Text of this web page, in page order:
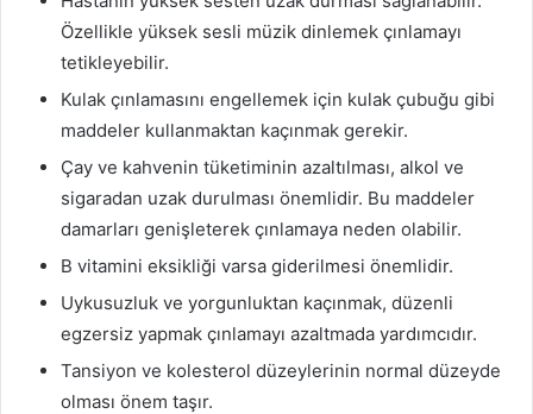
Özellikle yüksek sesli müzik dinlemek çınlamayı
tetikleyebilir.
Kulak çınlamasını engellemek için kulak çubuğu gibi
maddeler kullanmaktan kaçınmak gerekir.
Çay ve kahvenin tüketiminin azaltılması, alkol ve
sigaradan uzak durulması önemlidir. Bu maddeler
damarları genişleterek çınlamaya neden olabilir.
B vitamini eksikliği varsa giderilmesi önemlidir.
Uykusuzluk ve yorgunluktan kaçınmak, düzenli
egzersiz yapmak çınlamayı azaltmada yardımcıdır.
Tansiyon ve kolesterol düzeylerinin normal düzeyde
olması önem taşır.